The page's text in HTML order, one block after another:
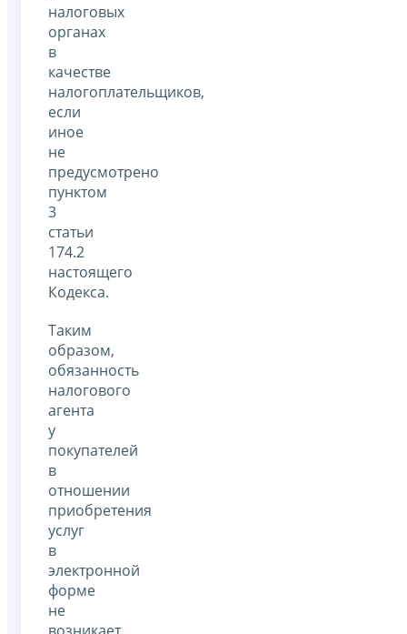
налоговых
органах
в
качестве
налогоплательщиков,
если
иное
не
предусмотрено
пунктом
3
статьи
174.2
настоящего
Кодекса.
Таким
образом,
обязанность
налогового
агента
у
покупателей
в
отношении
приобретения
услуг
в
электронной
форме
не